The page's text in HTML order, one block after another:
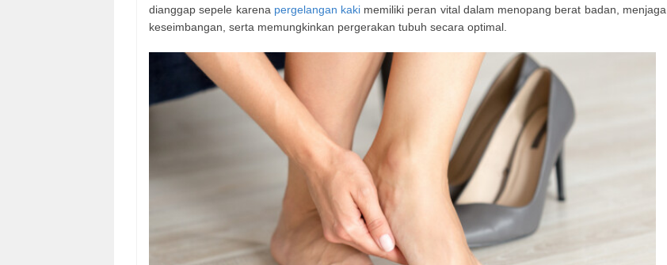
dianggap sepele karena pergelangan kakimemiliki peran vital dalam menopang berat badan, menjaga
keseimbangan, serta memungkinkan pergerakan tubuh secara optimal.